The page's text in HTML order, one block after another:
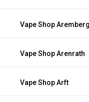
Vape Shop Aremberg
Vape Shop Arenrath
Vape Shop Arft